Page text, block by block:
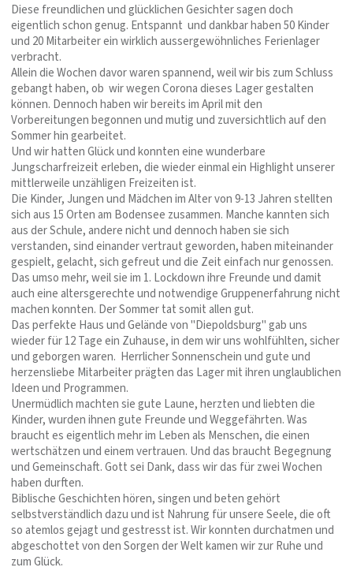
Diese freundlichen und glücklichen Gesichter sagen doch
eigentlich schon genug. Entspannt und dankbar haben 50 Kinder
und 20 Mitarbeiter ein wirklich aussergewöhnliches Ferienlager
verbracht.
Allein die Wochen davor waren spannend, weil wir bis zum Schluss
gebangt haben, ob wir wegen Corona dieses Lager gestalten
können. Dennoch haben wir bereits im April mit den
Vorbereitungen begonnen und mutig und zuversichtlich auf den
Sommer hin gearbeitet.
Und wir hatten Glück und konnten eine wunderbare
Jungscharfreizeit erleben, die wieder einmal ein Highlight unserer
mittlerweile unzähligen Freizeiten ist.
Die Kinder, Jungen und Mädchen im Alter von 9-13 Jahren stellten
sich aus 15 Orten am Bodensee zusammen. Manche kannten sich
aus der Schule, andere nicht und dennoch haben sie sich
verstanden, sind einander vertraut geworden, haben miteinander
gespielt, gelacht, sich gefreut und die Zeit einfach nur genossen.
Das umso mehr, weil sie im 1. Lockdown ihre Freunde und damit
auch eine altersgerechte und notwendige Gruppenerfahrung nicht
machen konnten. Der Sommer tat somit allen gut.
Das perfekte Haus und Gelände von "Diepoldsburg" gab uns
wieder für 12 Tage ein Zuhause, in dem wir uns wohlfühlten, sicher
und geborgen waren. Herrlicher Sonnenschein und gute und
herzensliebe Mitarbeiter prägten das Lager mit ihren unglaublichen
Ideen und Programmen.
Unermüdlich machten sie gute Laune, herzten und liebten die
Kinder, wurden ihnen gute Freunde und Weggefährten. Was
braucht es eigentlich mehr im Leben als Menschen, die einen
wertschätzen und einem vertrauen. Und das braucht Begegnung
und Gemeinschaft. Gott sei Dank, dass wir das für zwei Wochen
haben durften.
Biblische Geschichten hören, singen und beten gehört
selbstverständlich dazu und ist Nahrung für unsere Seele, die oft
so atemlos gejagt und gestresst ist. Wir konnten durchatmen und
abgeschottet von den Sorgen der Welt kamen wir zur Ruhe und
zum Glück.